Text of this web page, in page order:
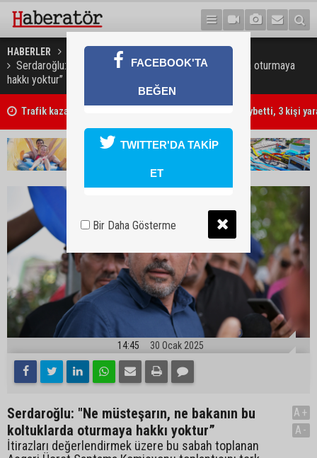
HABERLER GÜNDEM
Serdaroğlu: "Ne müsteşarın, ne bakanın bu koltuklarda oturmaya
hakkı yoktur”
Trafik kazasında 85 yaşındaki Turan Obalı hayatını kaybetti, 3 kişi
14:45 30 Ocak 2025
Serdaroğlu: "Ne müsteşarın, ne bakanın bu
koltuklarda oturmaya hakkı yoktur”
İtirazları değerlendirmek üzere bu sabah toplanan
A+
A-
FACEBOOK'TA
BEĞEN
TWITTER'DA TAKİP
ET
Bir Daha Gösterme